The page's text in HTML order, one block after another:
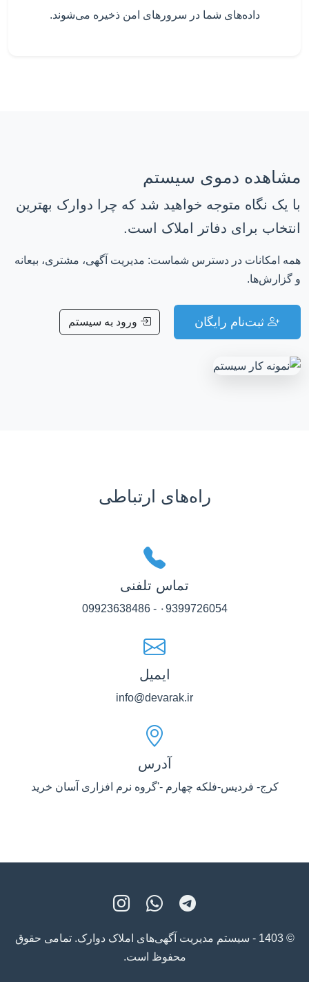
داده‌های شما در سرورهای امن ذخیره می‌شوند.
مشاهده دموی سیستم
با یک نگاه متوجه خواهید شد که چرا دوارک بهترین
انتخاب برای دفاتر املاک است.
همه امکانات در دسترس شماست: مدیریت آگهی، مشتری، بیعانه
و گزارش‌ها.
ثبت‌نام رایگان ورود به سیستم
راه‌های ارتباطی
تماس تلفنی
۰9399726054 - 09923638486
ایمیل
info@devarak.ir
آدرس
کرج- فردیس-فلکه چهارم -'گروه نرم افزاری آسان خرید
© 1403 - سیستم مدیریت آگهی‌های املاک دوارک. تمامی حقوق
محفوظ است.